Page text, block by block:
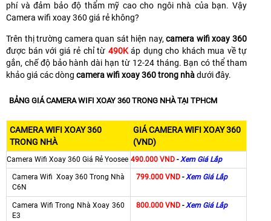
phí và đảm bảo độ thẩm mỹ cao cho ngôi nhà của bạn. Vậy
Camera wifi xoay 360 giá rẻ không?
Trên thị trường camera quan sát hiện nay,camera wifi xoay 360
được bán với giá rẻ chỉ từ 490Káp dụng cho khách mua về tự
gắn, chế độ bảo hành dài hạn từ 12-24 tháng. Bạn có thể tham
khảo giá các dòng camera wifi xoay 360 trong nhàdưới đây.
BẢNG GIÁ CAMERA WIFI XOAY 360 TRONG NHÀ TẠI TPHCM
CAMERA WIFI XOAY 360
TRONG NHÀ
GIÁ CAMERA WIFI XOAY 360
(VND)
Camera Wifi Xoay 360 Giá Rẻ Yoosee 490.000 VND -Xem Giá Lắp
Camera Wifi Xoay 360 Trong Nhà
C6N
799.000 VND -Xem Giá Lắp
Camera Wifi Trong Nhà Xoay 360
E3
800.000 VND -Xem Giá Lắp